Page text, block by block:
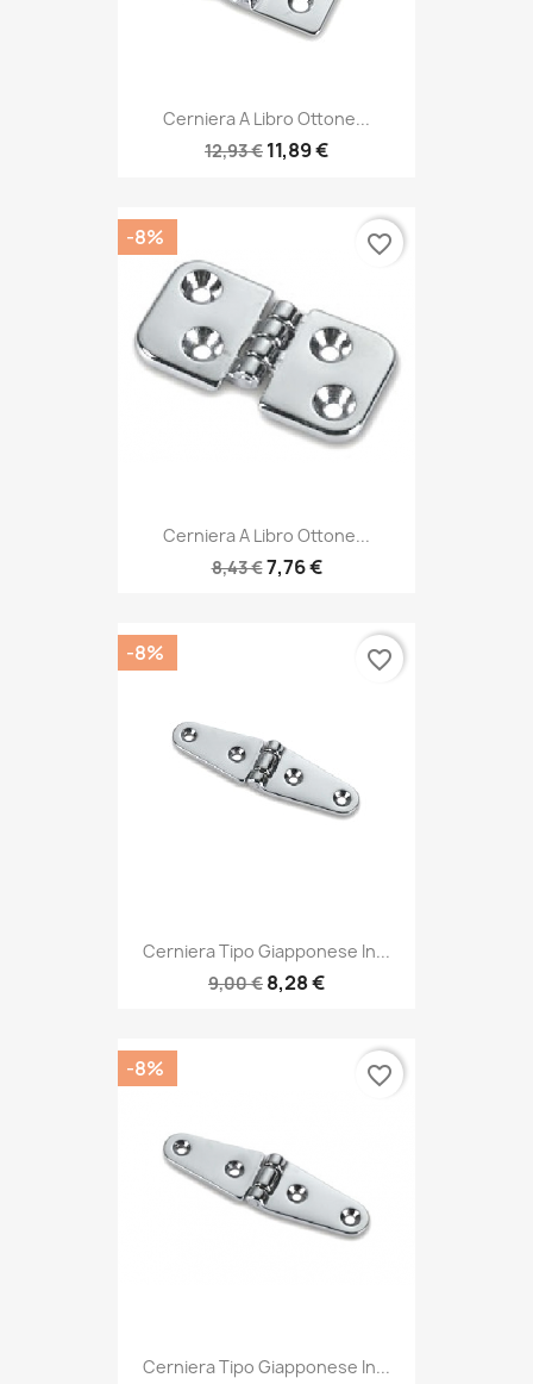
Cerniera A Libro Ottone...
12,93 € 11,89 €
Cerniera A Libro Ottone...
8,43 €7,76 €
-8% favorite_border
Cerniera Tipo Giapponese In...
9,00 € 8,28 €
-8% favorite_border
Cerniera Tipo Giapponese In...
-8% favorite_border